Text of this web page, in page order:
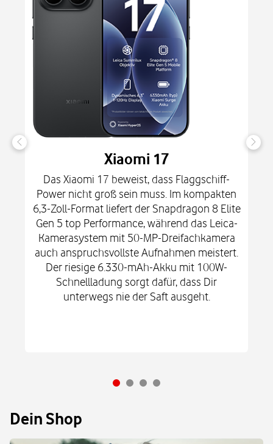
Xiaomi 17
Das Xiaomi 17 beweist, dass Flaggschiff-
Power nicht groß sein muss. Im kompakten
6,3-Zoll-Format liefert der Snapdragon 8 Elite
Gen 5 top Performance, während das Leica-
Kamerasystem mit 50-MP-Dreifachkamera
auch anspruchsvollste Aufnahmen meistert.
Der riesige 6.330-mAh-Akku mit 100W-
Schnellladung sorgt dafür, dass Dir
unterwegs nie der Saft ausgeht.
Dein Shop